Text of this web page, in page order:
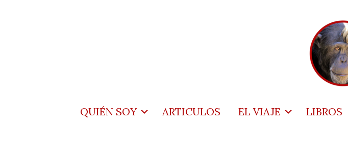
QUIÉN SOY ARTICULOS EL VIAJE LIBROS